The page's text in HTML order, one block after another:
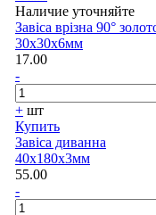
Наличие уточняйте
Завіса врізна 90°
30х30х6мм
17.00
-
+ шт
Купить
Завіса диванна
40х180х3мм
55.00
-